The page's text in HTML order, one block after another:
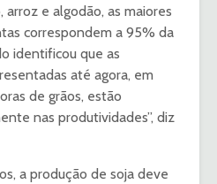
arroz e algodão, as maiores
correspondem a 95% da
identificou que as
até agora, em
de grãos, estão
nas produtividades”, diz
a produção de soja deve